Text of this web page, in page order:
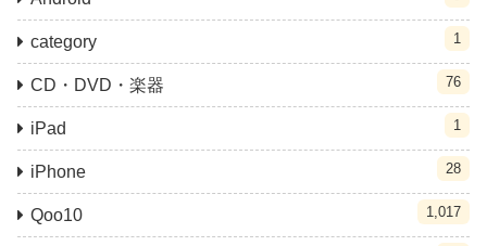
category 1
CD・DVD・楽器 76
iPad 1
iPhone 28
Qoo10 1,017